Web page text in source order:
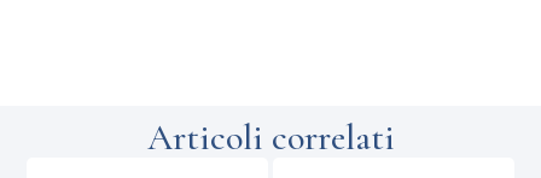
Articoli correlati